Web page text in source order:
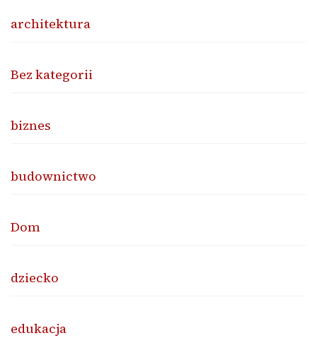
architektura
Bez kategorii
biznes
budownictwo
Dom
dziecko
edukacja